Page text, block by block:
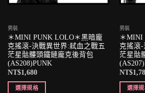
男裝
＊MINI PUNK LOLO＊黑暗龐
克搖滾-決戰異世界:弒血之戰五
茫星骷髏頭鐵鏈龐克後背包
(AS208)PUNK
NT$1,680
選擇規格
男裝
＊MINI
克搖滾
茫星骷
NT$
選擇